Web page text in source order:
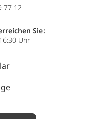
77 12
Sie:
Uhr